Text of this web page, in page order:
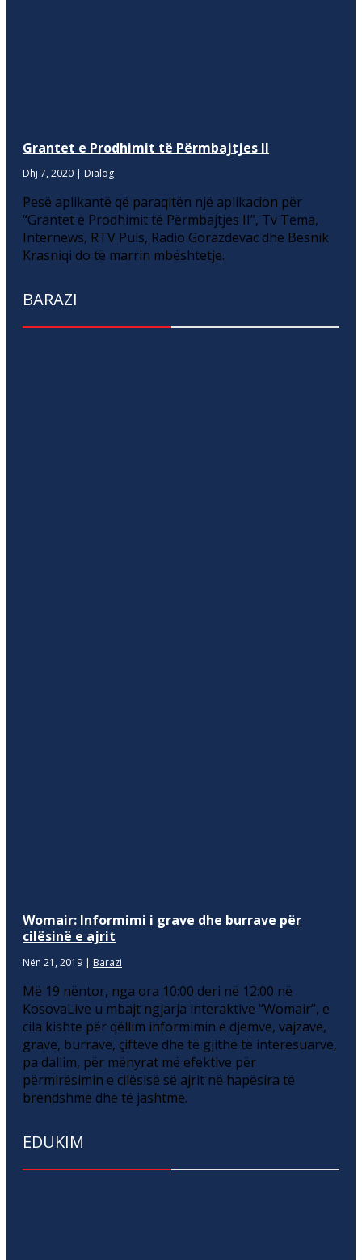
Grantet e Prodhimit të Përmbajtjes II
Dhj 7, 2020 | Dialog
Pesë aplikantë që paraqitën një aplikacion për
“Grantet e Prodhimit të Përmbajtjes II”, Tv Tema,
Internews, RTV Puls, Radio Gorazdevac dhe Besnik
Krasniqi do të marrin mbështetje.
BARAZI
Womair: Informimi i grave dhe burrave për
cilësinë e ajrit
Nën 21, 2019 | Barazi
Më 19 nëntor, nga ora 10:00 deri në 12:00 në
KosovaLive u mbajt ngjarja interaktive “Womair”, e
cila kishte për qëllim informimin e djemve, vajzave,
grave, burrave, çifteve dhe të gjithë të interesuarve,
pa dallim, për mënyrat më efektive për
përmirësimin e cilësisë së ajrit në hapësira të
brendshme dhe të jashtme.
EDUKIM